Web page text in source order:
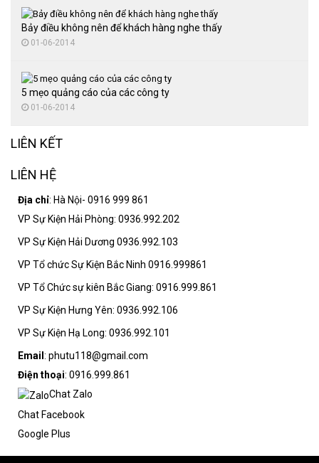
Bảy điều không nên để khách hàng nghe thấy
01-06-2014
5 mẹo quảng cáo của các công ty
01-06-2014
LIÊN KẾT
LIÊN HỆ
Địa chỉ: Hà Nội- 0916 999 861
VP Sự Kiện Hải Phòng: 0936.992.202
VP Sự Kiện Hải Dương 0936.992.103
VP Tổ chức Sự Kiện Bắc Ninh 0916.999861
VP Tổ Chức sự kiên Bắc Giang: 0916.999.861
VP Sự Kiện Hưng Yên: 0936.992.106
VP Sự Kiện Hạ Long: 0936.992.101
Email : phutu118@gmail.com
Điện thoại: 0916.999.861
Chat Zalo
Chat Facebook
Google Plus